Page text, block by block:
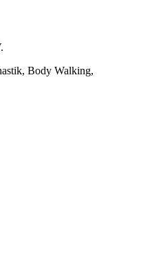
Body Walking,